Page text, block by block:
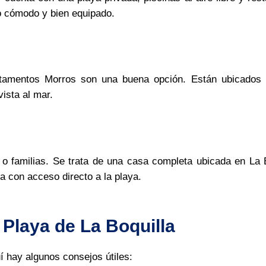
y bien equipado.
Morros son una buena opción. Están
al mar.
familias. Se trata de una casa completa ubicada en La
con acceso directo a la playa.
de La Boquilla
hay algunos consejos útiles: